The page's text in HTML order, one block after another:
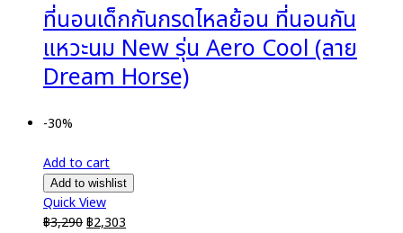
ที่นอนเด็กกันกรดไหลย้อน ที่นอนกัน
แหวะนม New รุ่น Aero Cool (ลาย
Dream Horse)
-30%
Add to cart
Add to wishlist
Quick View
฿3,290Original
฿2,303